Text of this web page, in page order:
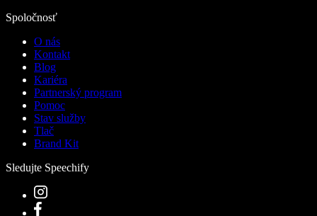
Spoločnosť
O nás
Kontakt
Blog
Kariéra
Partnerský program
Pomoc
Stav služby
Tlač
Brand Kit
Sledujte Speechify